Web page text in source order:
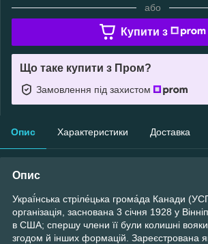
або
Купити з
Що таке купити з Пром?
Замовлення під захистом
Опис Характеристики Доставка
Опис
Украї́нська стріле́цька грома́да Канади
організація, заснована 3 січня 1928 у
в США; спершу члени її були колишні
згодом й інших формацій. Зареєстрована